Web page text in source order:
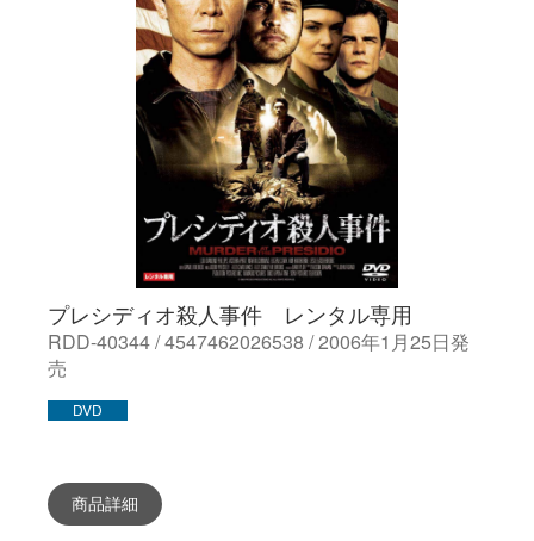
プレシディオ殺人事件 レンタル専用
RDD-40344 / 4547462026538 / 2006年1月25日発
売
DVD
商品詳細